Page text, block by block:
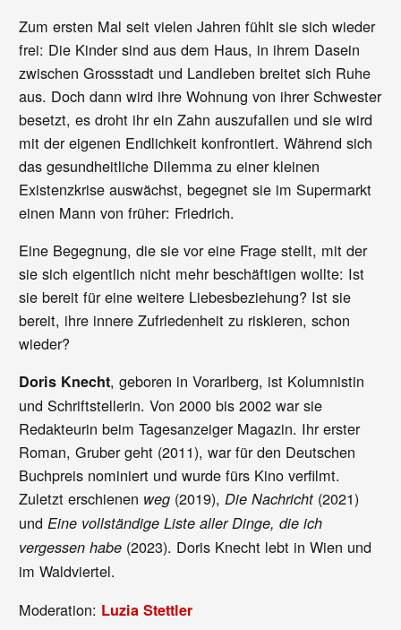
Zum ersten Mal seit vielen Jahren fühlt sie sich wieder
frei: Die Kinder sind aus dem Haus, in ihrem Dasein
zwischen Grossstadt und Landleben breitet sich Ruhe
aus. Doch dann wird ihre Wohnung von ihrer Schwester
besetzt, es droht ihr ein Zahn auszufallen und sie wird
mit der eigenen Endlichkeit konfrontiert. Während sich
das gesundheitliche Dilemma zu einer kleinen
Existenzkrise auswächst, begegnet sie im Supermarkt
einen Mann von früher: Friedrich.
Eine Begegnung, die sie vor eine Frage stellt, mit der
sie sich eigentlich nicht mehr beschäftigen wollte: Ist
sie bereit für eine weitere Liebesbeziehung? Ist sie
bereit, ihre innere Zufriedenheit zu riskieren, schon
wieder?
Doris Knecht, geboren in Vorarlberg, ist Kolumnistin
und Schriftstellerin. Von 2000 bis 2002 war sie
Redakteurin beim Tagesanzeiger Magazin. Ihr erster
Roman, Gruber geht (2011), war für den Deutschen
Buchpreis nominiert und wurde fürs Kino verfilmt.
Zuletzt erschienen weg (2019), Die Nachricht (2021)
undEine vollständige Liste aller Dinge, die ich
vergessen habe (2023). Doris Knecht lebt in Wien und
im Waldviertel.
Moderation: Luzia Stettler